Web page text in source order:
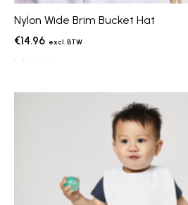
Nylon Wide Brim Bucket Hat
€14.96